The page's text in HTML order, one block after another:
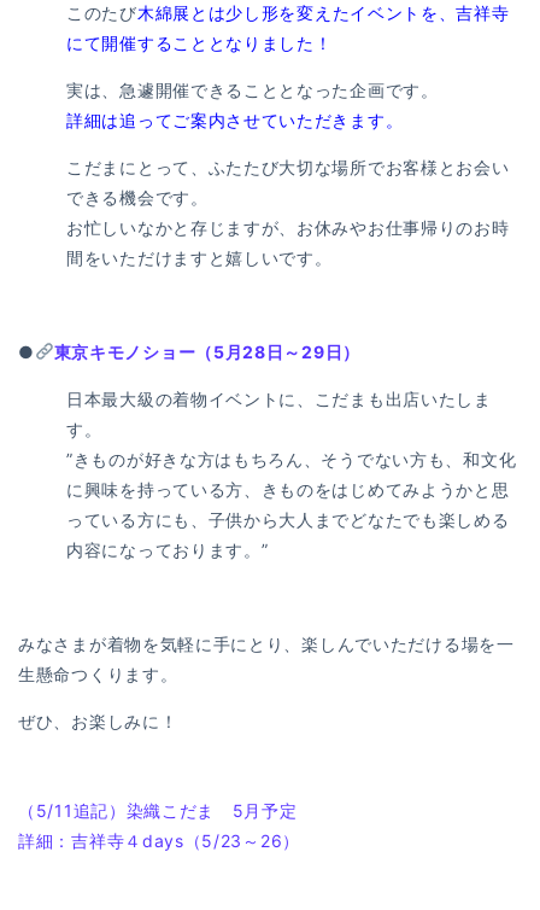
このたび木綿展とは少し形を変えたイベントを、吉祥寺
にて開催することとなりました！
実は、急遽開催できることとなった企画です。
詳細は追ってご案内させていただきます。
こだまにとって、ふたたび大切な場所でお客様とお会い
できる機会です。
お忙しいなかと存じますが、お休みやお仕事帰りのお時
間をいただけますと嬉しいです。
● 東京キモノショー（5月28日～29日）
日本最大級の着物イベントに、こだまも出店いたしま
す。
”きものが好きな方はもちろん、そうでない方も、和文化
に興味を持っている方、きものをはじめてみようかと思
っている方にも、子供から大人までどなたでも楽しめる
内容になっております。”
みなさまが着物を気軽に手にとり、楽しんでいただける場を一
生懸命つくります。
ぜひ、お楽しみに！
投
稿
過
去
（5/11追記）染織こだま 5月予定
次
詳細：吉祥寺４days（5/23～26）